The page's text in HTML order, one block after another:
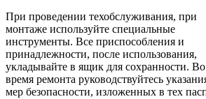
При проведении техобслуживания, при
монтаже используйте специальные
инструменты. Все приспособления и
принадлежности, после использования,
укладывайте в ящик для сохранности. Во
время ремонта руководствуйтесь
мер безопасности, изложенных в тех